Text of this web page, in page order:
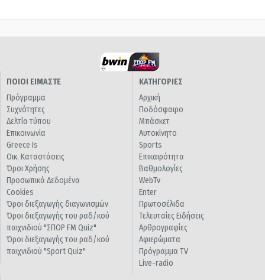
ΠΟΙΟΙ ΕΙΜΑΣΤΕ
Πρόγραμμα
Συχνότητες
Δελτία τύπου
Επικοινωνία
Greece Is
Οικ. Καταστάσεις
Όροι Χρήσης
Προσωπικά Δεδομένα
Cookies
Όροι διεξαγωγής διαγωνισμών
Όροι διεξαγωγής του ραδ/κού
παιχνιδιού "ΣΠΟΡ FM Quiz"
Όροι διεξαγωγής του ραδ/κού
παιχνιδιού "Sport Quiz"
ΚΑΤΗΓΟΡΙΕΣ
Αρχική
Ποδόσφαιρο
Μπάσκετ
Αυτοκίνητο
Sports
Επικαιρότητα
Βαθμολογίες
WebTv
Enter
Πρωτοσέλιδα
Τελευταίες Ειδήσεις
Αρθρογραφίες
Αφιερώματα
Πρόγραμμα TV
Live-radio